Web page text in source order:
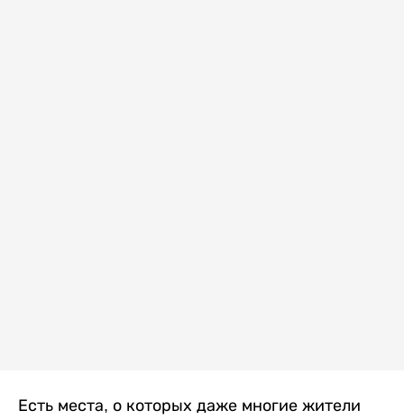
Есть места, о которых даже многие жители